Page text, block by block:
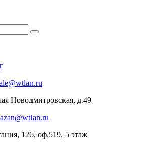
Новодмитровская, д.49
126, оф.519, 5 этаж